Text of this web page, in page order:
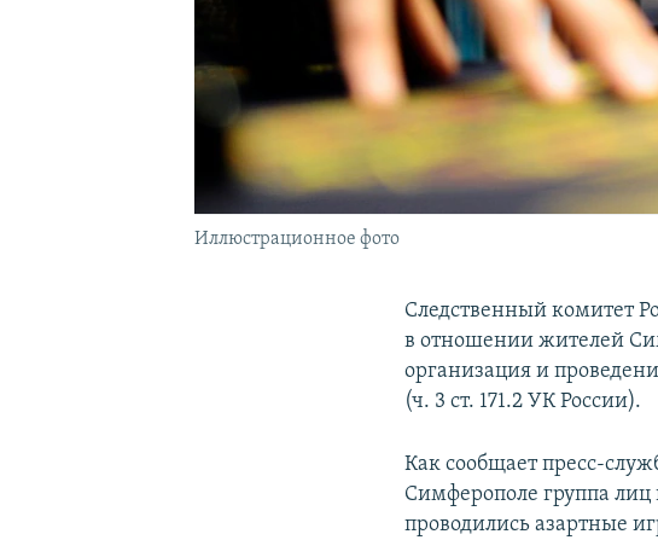
Иллюстрационное фото
Следственный комитет
в отношении жителей
организация и
(ч. 3 ст. 171.2 УК России).
Как сообщает пресс-
Симферополе группа лиц
проводились азартные